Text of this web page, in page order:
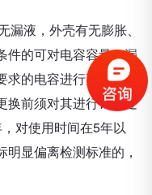
液，外壳有无膨胀、
件的可对电容容量、漏
的电容进行更换，对
换前须对其进行钝化处
对使用时间在5年以
显偏离检测标准的，